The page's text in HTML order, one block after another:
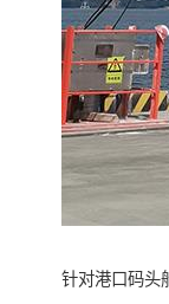
针对港口码头